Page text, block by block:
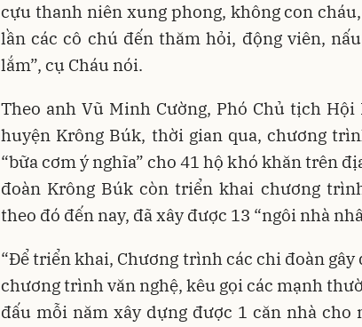
cựu thanh niên xung phong, không con
lần các cô chú đến thăm hỏi, động viên,
lắm”, cụ Cháu nói.
Theo anh Vũ Minh Cường, Phó Chủ tịch
huyện Krông Búk, thời gian qua, chương
“bữa cơm ý nghĩa” cho 41 hộ khó khăn trên
đoàn Krông Búk còn triển khai chương
theo đó đến nay, đã xây được 13 “ngôi nhà
“Để triển khai, Chương trình các chi đoàn gây
chương trình văn nghệ, kêu gọi các mạnh
đấu mỗi năm xây dựng được 1 căn nhà cho